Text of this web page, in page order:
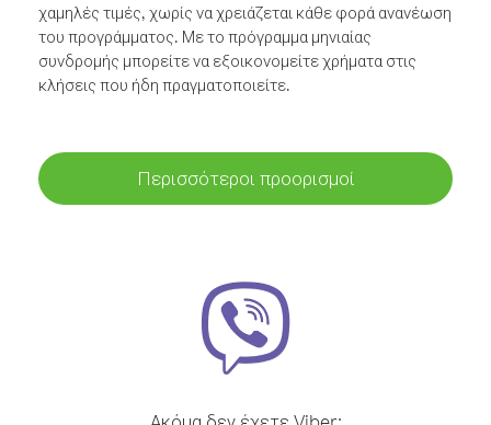
χαμηλές τιμές, χωρίς να χρειάζεται κάθε φορά ανανέωση
του προγράμματος. Με το πρόγραμμα μηνιαίας
συνδρομής μπορείτε να εξοικονομείτε χρήματα στις
κλήσεις που ήδη πραγματοποιείτε.
Περισσότεροι προορισμοί